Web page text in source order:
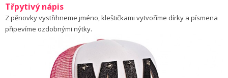
Třpytivý nápis
Z pěnovky vystřihneme jméno, kleštičkami vytvoříme dírky a písmena
připevíme ozdobnými nýtky.